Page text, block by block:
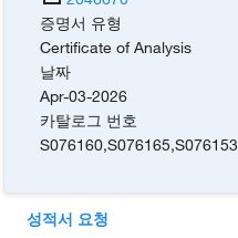
증명서 유형
Certificate of Analysis
날짜
Apr-03-2026
카탈로그 번호
S076160,S076165,S076153
성적서 요청